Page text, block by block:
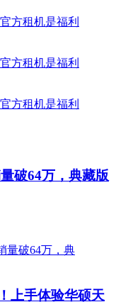
破64万，典藏版
上手体验华硕天